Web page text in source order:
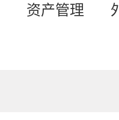
资产管理